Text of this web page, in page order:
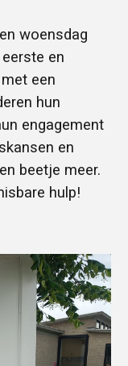
woensdag
en
een
hun
engagement
en
beetje meer.
hulp!